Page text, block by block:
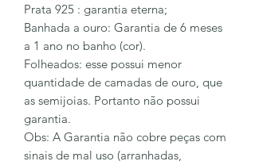
Prata 925 : garantia eterna;
Banhada a ouro: Garantia de 6 meses
a 1 ano no banho (cor).
Folheados: esse possui menor
quantidade de camadas de ouro, que
as semijoias. Portanto não possui
garantia.
Obs: A Garantia não cobre peças com
sinais de mal uso (arranhadas,